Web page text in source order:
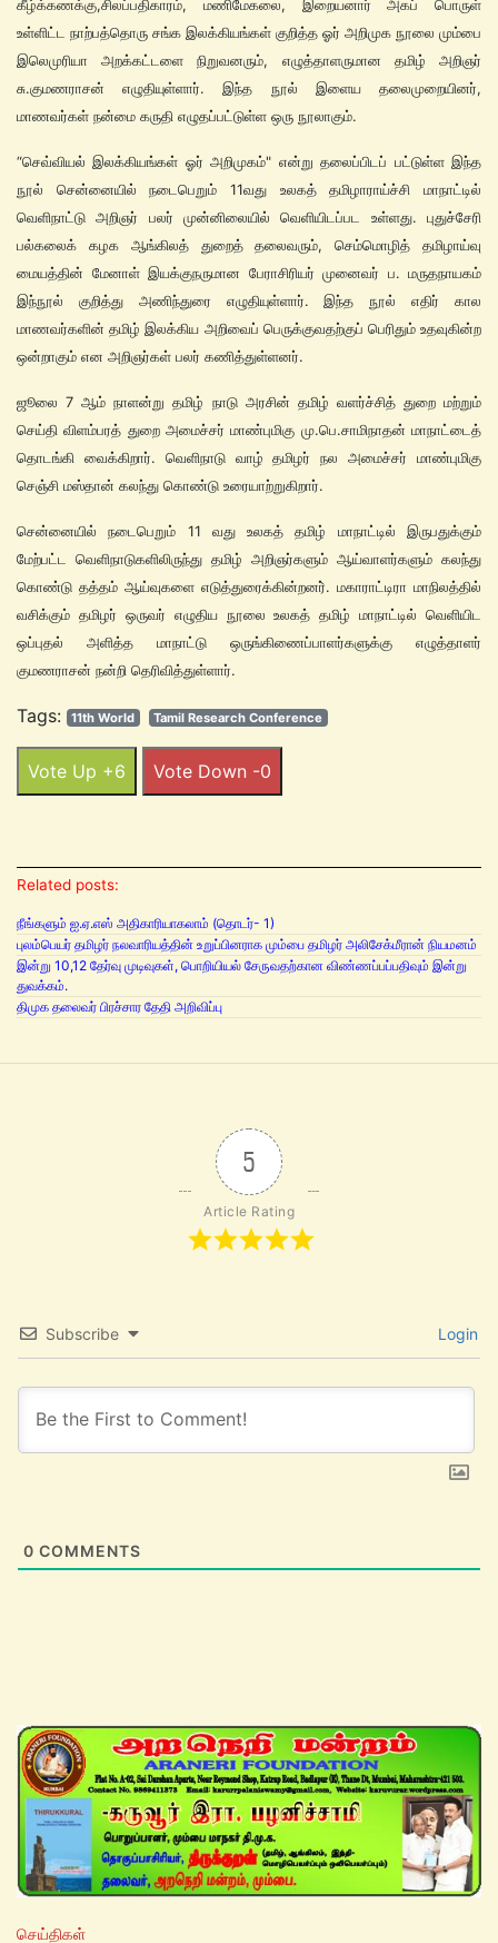
கீழ்க்கணக்கு,சிலப்பதிகாரம், மணிமேகலை, இறையனார் அகப் பொருள்
உள்ளிட்ட நாற்பத்தொரு சங்க இலக்கியங்கள் குறித்த ஓர் அறிமுக நூலை மும்பை
இலெமுரியா அறக்கட்டளை நிறுவனரும், எழுத்தாளருமான தமிழ் அறிஞர்
சு.குமணராசன் எழுதியுள்ளார். இந்த நூல் இளைய தலைமுறையினர்,
மாணவர்கள் நன்மை கருதி எழுதப்பட்டுள்ள ஒரு நூலாகும்.
“செவ்வியல் இலக்கியங்கள் ஓர் அறிமுகம்" என்று தலைப்பிடப் பட்டுள்ள இந்த
நூல் சென்னையில் நடைபெறும் 11வது உலகத் தமிழாராய்ச்சி மாநாட்டில்
வெளிநாட்டு அறிஞர் பலர் முன்னிலையில் வெளியிடப்பட உள்ளது. புதுச்சேரி
பல்கலைக் கழக ஆங்கிலத் துறைத் தலைவரும், செம்மொழித் தமிழாய்வு
மையத்தின் மேனாள் இயக்குநருமான பேராசிரியர் முனைவர் ப. மருதநாயகம்
இந்நூல் குறித்து அணிந்துரை எழுதியுள்ளார். இந்த நூல் எதிர் கால
மாணவர்களின் தமிழ் இலக்கிய அறிவைப் பெருக்குவதற்குப் பெரிதும் உதவுகின்ற
ஒன்றாகும் என அறிஞர்கள் பலர் கணித்துள்ளனர்.
ஜூலை 7 ஆம் நாளன்று தமிழ் நாடு அரசின் தமிழ் வளர்ச்சித் துறை மற்றும்
செய்தி விளம்பரத் துறை அமைச்சர் மாண்புமிகு மு.பெ.சாமிநாதன் மாநாட்டைத்
தொடங்கி வைக்கிறார். வெளிநாடு வாழ் தமிழர் நல அமைச்சர் மாண்புமிகு
செஞ்சி மஸ்தான் கலந்து கொண்டு உரையாற்றுகிறார்.
சென்னையில் நடைபெறும் 11 வது உலகத் தமிழ் மாநாட்டில் இருபதுக்கும்
மேற்பட்ட வெளிநாடுகளிலிருந்து தமிழ் அறிஞர்களும் ஆய்வாளர்களும் கலந்து
கொண்டு தத்தம் ஆய்வுகளை எடுத்துரைக்கின்றனர்̀. மகாராட்டிரா மாநிலத்தில்
வசிக்கும் தமிழர் ஒருவர் எழுதிய நூலை உலகத் தமிழ் மாநாட்டில் வெளியிட
ஒப்புதல் அளித்த மாநாட்டு ஒருங்கிணைப்பாளர்களுக்கு எழுத்தாளர்
குமணராசன் நன்றி தெரிவித்துள்ளார்.
Tags: 11th World Tamil Research Conference
Vote Up +6 Vote Down -0
Related posts:
நீங்களும் ஐ.ஏ.எஸ் அதிகாரியாகலாம் (தொடர்- 1)
புலம்பெயர் தமிழர் நலவாரியத்தின் உறுப்பினராக மும்பை தமிழர் அலிசேக்மீரான் நியமனம்
இன்று 10,12 தேர்வு முடிவுகள், பொறியியல் சேருவதற்கான விண்ணப்பப்பதிவும் இன்று
துவக்கம்.
திமுக தலைவர் பிரச்சார தேதி அறிவிப்பு
5
Article Rating
Subscribe Login
0 COMMENTS
செய்திகள்